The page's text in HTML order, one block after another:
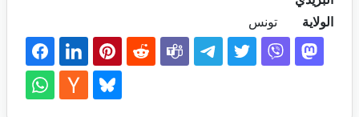
الولاية تونس